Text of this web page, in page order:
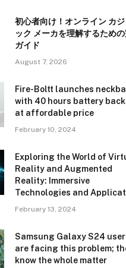
初心者向け！オンライン カ
ック メーカを理解するため
ガイド
August 7, 2026
Fire-Boltt launches
with 40 hours battery
at affordable price
February 10, 2024
Exploring the World of
Reality and Augmented
Reality: Immersive
Technologies and
February 13, 2024
Samsung Galaxy S24
are facing this problem;
know the whole matter